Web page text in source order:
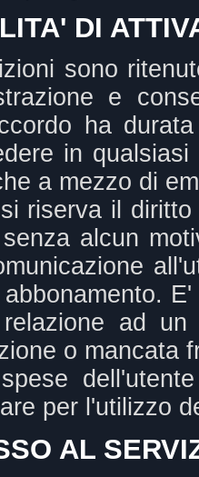
DI
sono
e
ha
in
a mezzo di
riserva il
alcun
ad un
o mancata
per l'utilizzo
AL